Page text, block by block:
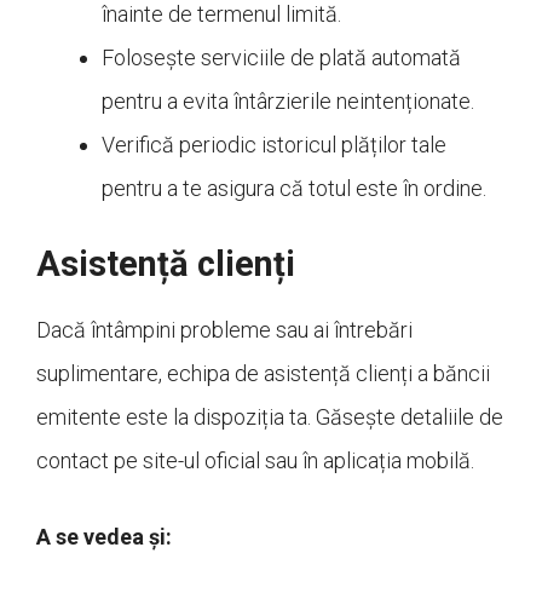
înainte de termenul limită.
Folosește serviciile de plată automată
pentru a evita întârzierile neintenționate.
Verifică periodic istoricul plăților tale
pentru a te asigura că totul este în ordine.
Asistență clienți
Dacă întâmpini probleme sau ai întrebări
suplimentare, echipa de asistență clienți a băncii
emitente este la dispoziția ta. Găsește detaliile de
contact pe site-ul oficial sau în aplicația mobilă.
A se vedea și: